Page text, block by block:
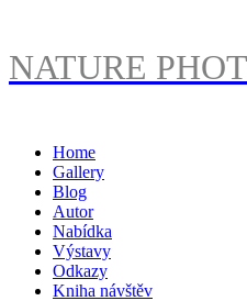
NATURE
Home
Gallery
Blog
Autor
Nabídka
Výstavy
Odkazy
Kniha návštěv